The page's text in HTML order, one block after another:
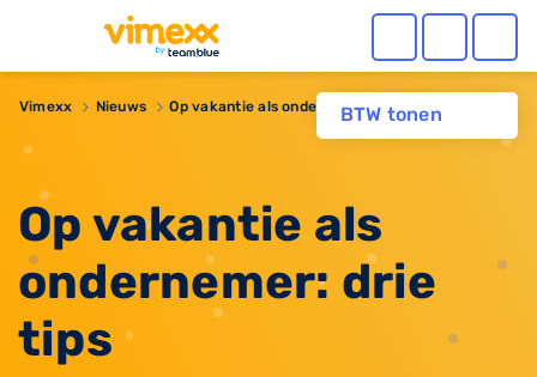
BTW tonen
Vimexx Nieuws ​Op vakantie als ondernemer: drie tips
​Op vakantie als
ondernemer: drie
tips